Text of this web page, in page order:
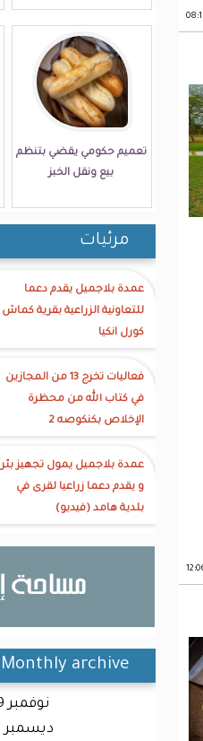
تعميم حكومي يقضي بتنظم
بيع ونقل الخبز
مرئيات
عمدة بلاجميل يقدم دعما
للتعاونية الزراعية بقرية كماش
كورل انكيا
فعاليات تخرج 13 من المجازين
في كتاب الله من محظرة
الإخلاص بكنكوصه 2
عمدة بلاجميل يمول تجهيز بئر
و يقدم دعما زراعيا لقرى في
بلدية هامد (فيديو)
Monthly archive
نوفمبر 2019
ديسمبر 2019